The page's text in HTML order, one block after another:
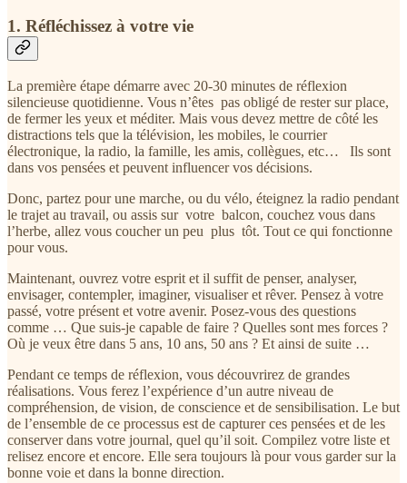
1. Réfléchissez à votre vie
La première étape démarre avec 20-30 minutes de réflexion
silencieuse quotidienne. Vous n’êtes pas obligé de rester sur place,
de fermer les yeux et méditer. Mais vous devez mettre de côté les
distractions tels que la télévision, les mobiles, le courrier
électronique, la radio, la famille, les amis, collègues, etc… Ils sont
dans vos pensées et peuvent influencer vos décisions.
Donc, partez pour une marche, ou du vélo, éteignez la radio pendant
le trajet au travail, ou assis sur votre balcon, couchez vous dans
l’herbe, allez vous coucher un peu plus tôt. Tout ce qui fonctionne
pour vous.
Maintenant, ouvrez votre esprit et il suffit de penser, analyser,
envisager, contempler, imaginer, visualiser et rêver. Pensez à votre
passé, votre présent et votre avenir. Posez-vous des questions
comme … Que suis-je capable de faire ? Quelles sont mes forces ?
Où je veux être dans 5 ans, 10 ans, 50 ans ? Et ainsi de suite …
Pendant ce temps de réflexion, vous découvrirez de grandes
réalisations. Vous ferez l’expérience d’un autre niveau de
compréhension, de vision, de conscience et de sensibilisation. Le but
de l’ensemble de ce processus est de capturer ces pensées et de les
conserver dans votre journal, quel qu’il soit. Compilez votre liste et
relisez encore et encore. Elle sera toujours là pour vous garder sur la
bonne voie et dans la bonne direction.